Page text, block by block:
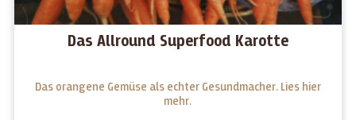
Das Allround Superfood Karotte
Das orangene Gemüse als echter Gesundmacher. Lies hier
mehr.